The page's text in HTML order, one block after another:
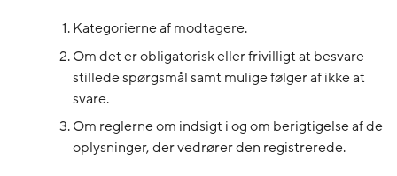
Kategorierne af modtagere.
Om det er obligatorisk eller frivilligt at besvare
stillede spørgsmål samt mulige følger af ikke at
svare.
Om reglerne om indsigt i og om berigtigelse af de
oplysninger, der vedrører den registrerede.